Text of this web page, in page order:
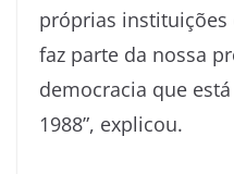
próprias instituições
faz parte da nossa
democracia que
1988”, explicou.